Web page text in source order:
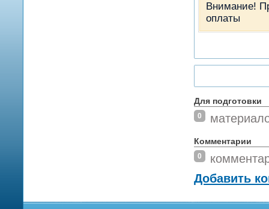
Внимание!
оплаты
Для подготовки
0
Комментарии
0
Добавить